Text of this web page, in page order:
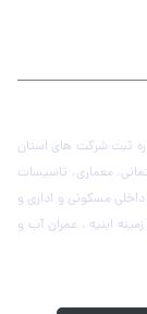
در سال 1391 با شماره ثبت 428829 در اداره ثبت شرکت های استان
معماری، تاسیسات
مسکونی و اداری و
ابنیه ، عمران آب و